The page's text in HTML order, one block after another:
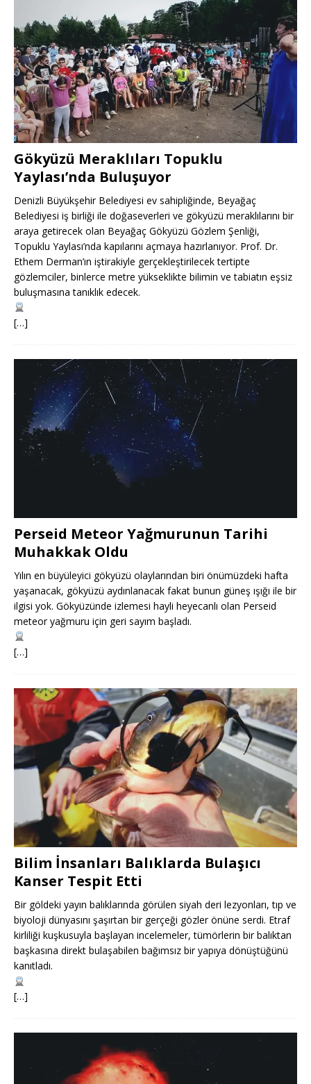
Gökyüzü Meraklıları Topuklu
Yaylası’nda Buluşuyor
Denizli Büyükşehir Belediyesi ev sahipliğinde, Beyağaç
Belediyesi iş birliği ile doğaseverleri ve gökyüzü meraklılarını bir
araya getirecek olan Beyağaç Gökyüzü Gözlem Şenliği,
Topuklu Yaylası’nda kapılarını açmaya hazırlanıyor. Prof. Dr.
Ethem Derman’ın iştirakiyle gerçekleştirilecek tertipte
gözlemciler, binlerce metre yükseklikte bilimin ve tabiatın eşsiz
buluşmasına tanıklık edecek.
[…]
Perseid Meteor Yağmurunun Tarihi
Muhakkak Oldu
Yılın en büyüleyici gökyüzü olaylarından biri önümüzdeki hafta
yaşanacak, gökyüzü aydınlanacak fakat bunun güneş ışığı ile bir
ilgisi yok. Gökyüzünde izlemesi hayli heyecanlı olan Perseid
meteor yağmuru için geri sayım başladı.
[…]
Bilim İnsanları Balıklarda Bulaşıcı
Kanser Tespit Etti
Bir göldeki yayın balıklarında görülen siyah deri lezyonları, tıp ve
biyoloji dünyasını şaşırtan bir gerçeği gözler önüne serdi. Etraf
kirliliği kuşkusuyla başlayan incelemeler, tümörlerin bir balıktan
başkasına direkt bulaşabilen bağımsız bir yapıya dönüştüğünü
kanıtladı.
[…]